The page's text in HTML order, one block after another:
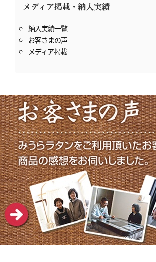
メディア掲載・納入実績
納入実績一覧
お客さまの声
メディア掲載